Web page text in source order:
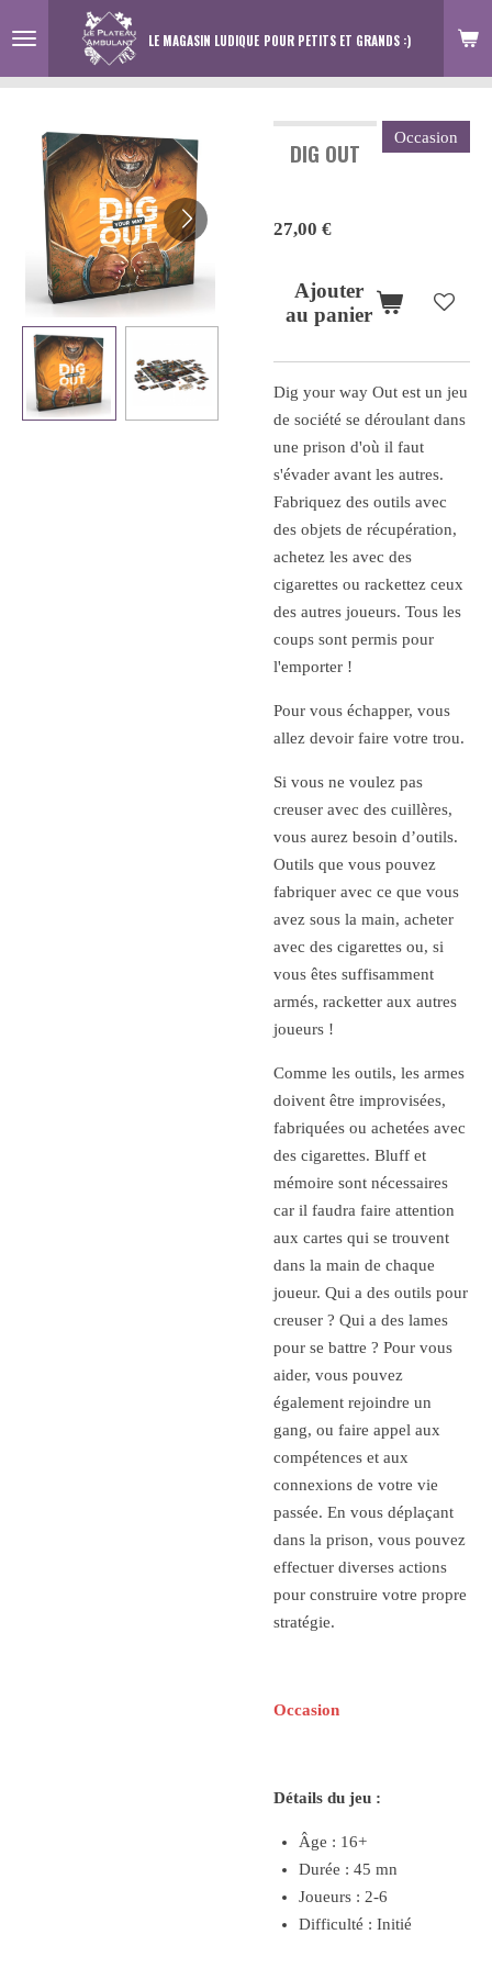
au
contenu
LE MAGASIN LUDIQUE POUR PETITS ET GRANDS :)
DIG OUT
Occasion
27,00 €
Ajouter
au panier
Dig your way Out est un jeu
de société se déroulant dans
une prison d'où il faut
s'évader avant les autres.
Fabriquez des outils avec
des objets de récupération,
achetez les avec des
cigarettes ou rackettez ceux
des autres joueurs. Tous les
coups sont permis pour
l'emporter !
Pour vous échapper, vous
allez devoir faire votre trou.
Si vous ne voulez pas
creuser avec des cuillères,
vous aurez besoin d’outils.
Outils que vous pouvez
fabriquer avec ce que vous
avez sous la main, acheter
avec des cigarettes ou, si
vous êtes suffisamment
armés, racketter aux autres
joueurs !
Comme les outils, les armes
doivent être improvisées,
fabriquées ou achetées avec
des cigarettes. Bluff et
mémoire sont nécessaires
car il faudra faire attention
aux cartes qui se trouvent
dans la main de chaque
joueur. Qui a des outils pour
creuser ? Qui a des lames
pour se battre ? Pour vous
aider, vous pouvez
également rejoindre un
gang, ou faire appel aux
compétences et aux
connexions de votre vie
passée. En vous déplaçant
dans la prison, vous pouvez
effectuer diverses actions
pour construire votre propre
stratégie.
Occasion
Détails du jeu :
Âge : 16+
Durée : 45 mn
Joueurs : 2-6
Difficulté : Initié